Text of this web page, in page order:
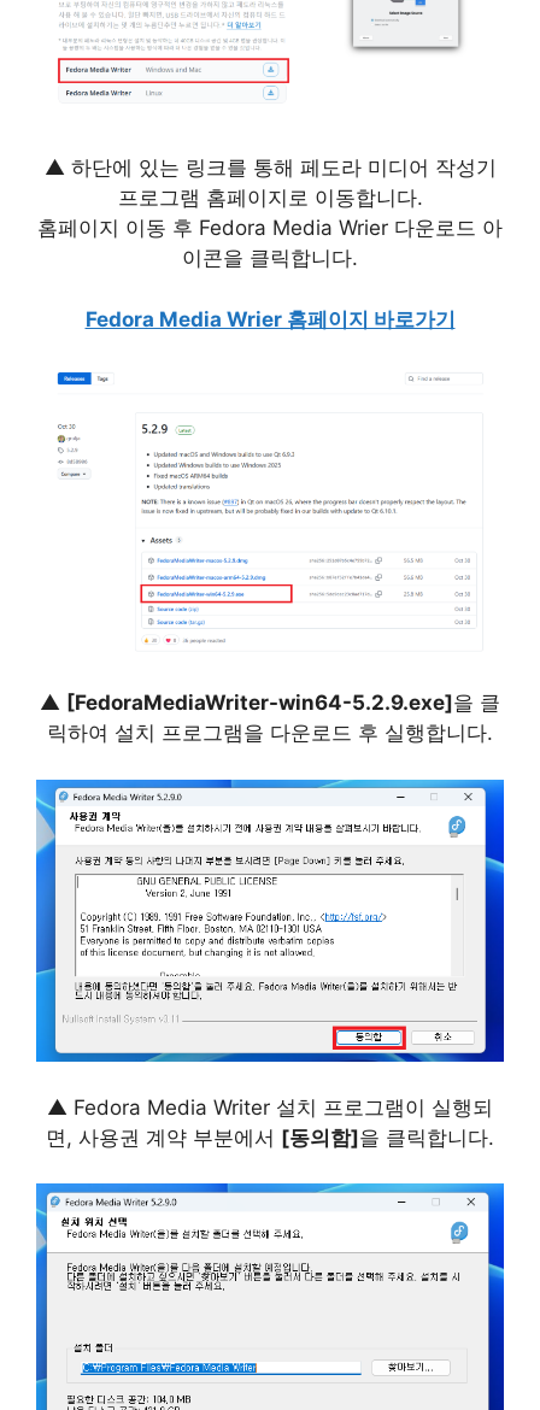
▲ 하단에 있는 링크를 통해 페도라 미디어 작성기
프로그램 홈페이지로 이동합니다.
홈페이지 이동 후 Fedora Media Wrier 다운로드 아
이콘을 클릭합니다.
Fedora Media Wrier 홈페이지 바로가기
▲ [FedoraMediaWriter-win64-5.2.9.exe]을 클
릭하여 설치 프로그램을 다운로드 후 실행합니다.
▲ Fedora Media Writer 설치 프로그램이 실행되
면, 사용권 계약 부분에서 [동의함]을 클릭합니다.